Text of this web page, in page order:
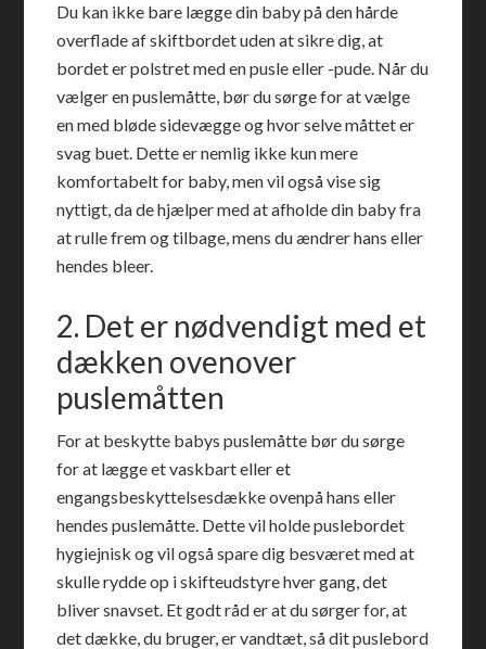
Du kan ikke bare lægge din baby på den hårde
overflade af skiftbordet uden at sikre dig, at
bordet er polstret med en pusle eller -pude. Når du
vælger en puslemåtte, bør du sørge for at vælge
en med bløde sidevægge og hvor selve måttet er
svag buet. Dette er nemlig ikke kun mere
komfortabelt for baby, men vil også vise sig
nyttigt, da de hjælper med at afholde din baby fra
at rulle frem og tilbage, mens du ændrer hans eller
hendes bleer.
2. Det er nødvendigt med et
dækken ovenover
puslemåtten
For at beskytte babys puslemåtte bør du sørge
for at lægge et vaskbart eller et
engangsbeskyttelsesdække ovenpå hans eller
hendes puslemåtte. Dette vil holde puslebordet
hygiejnisk og vil også spare dig besværet med at
skulle rydde op i skifteudstyre hver gang, det
bliver snavset. Et godt råd er at du sørger for, at
det dække, du bruger, er vandtæt, så dit puslebord